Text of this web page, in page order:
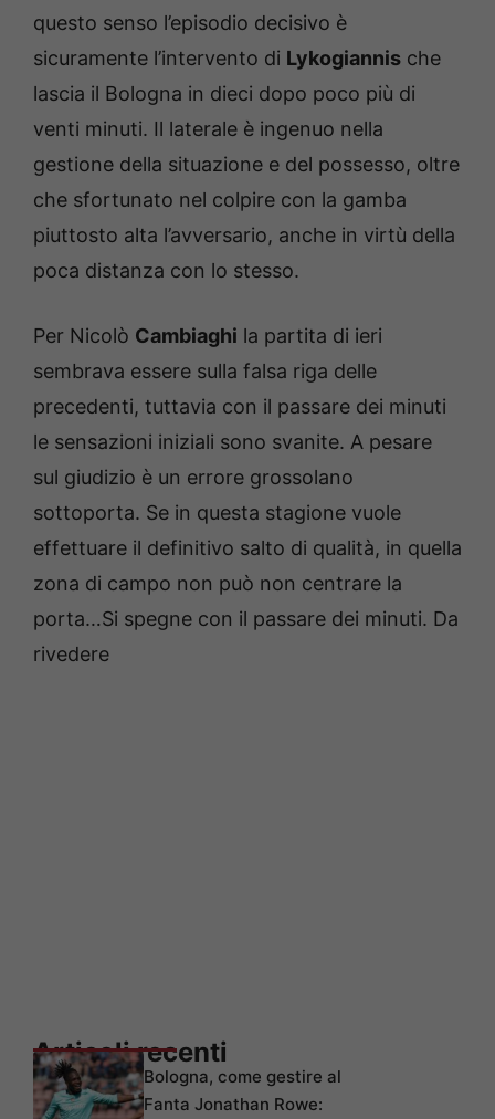
questo senso l’episodio decisivo è
sicuramente l’intervento di Lykogiannis che
lascia il Bologna in dieci dopo poco più di
venti minuti. Il laterale è ingenuo nella
gestione della situazione e del possesso, oltre
che sfortunato nel colpire con la gamba
piuttosto alta l’avversario, anche in virtù della
poca distanza con lo stesso.
Per Nicolò Cambiaghi la partita di ieri
sembrava essere sulla falsa riga delle
precedenti, tuttavia con il passare dei minuti
le sensazioni iniziali sono svanite. A pesare
sul giudizio è un errore grossolano
sottoporta. Se in questa stagione vuole
effettuare il definitivo salto di qualità, in quella
zona di campo non può non centrare la
porta…Si spegne con il passare dei minuti. Da
rivedere
Articoli recenti
Bologna, come gestire al
Fanta Jonathan Rowe: